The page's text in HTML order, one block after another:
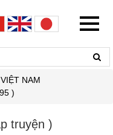
NAM
)
truyện )